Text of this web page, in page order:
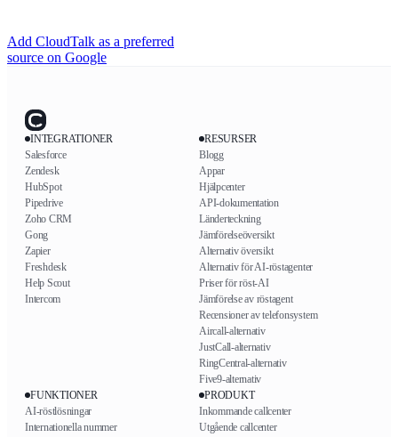
Add CloudTalk as a preferred
source on Google
INTEGRATIONER
Salesforce
Zendesk
HubSpot
Pipedrive
Zoho CRM
Gong
Zapier
Freshdesk
Help Scout
Intercom
RESURSER
Blogg
Appar
Hjälpcenter
API-dokumentation
Länderteckning
Jämförelseöversikt
Alternativ översikt
Alternativ för AI-röstagenter
Priser för röst-AI
Jämförelse av röstagent
Recensioner av telefonsystem
Aircall-alternativ
JustCall-alternativ
RingCentral-alternativ
Five9-alternativ
FUNKTIONER
AI-röstlösningar
Internationella nummer
PRODUKT
Inkommande callcenter
Utgående callcenter